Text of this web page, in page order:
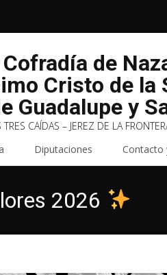
de
Cristo de
Guadalupe y
CAÍDAS – JEREZ DE LA
Diputaciones Contacto
2026